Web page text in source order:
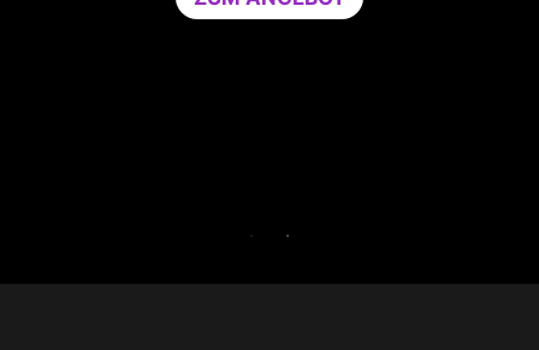
beschränkt werden. Erhöht die